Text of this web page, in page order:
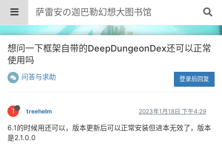
萨雷安の迦巴勒幻想大图书馆
想问一下框架自带的DeepDungeonDex还可以正常
使用吗
问答与求助 登录后回复
T treehelm 2023年1月18日 下午4:29
6.1的时候用还可以，版本更新后可以正常安装但进本无效了，版本
是2.1.0.0